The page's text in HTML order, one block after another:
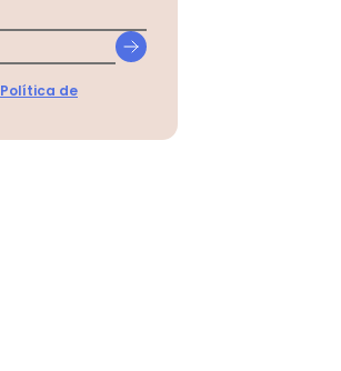
Política de